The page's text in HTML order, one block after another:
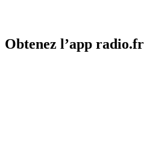
Obtenez l’app